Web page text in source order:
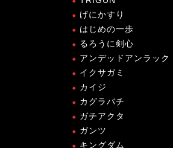
げにかすり
はじめの一歩
るろうに剣心
アンデッドアンラック
イクサガミ
カイジ
カグラバチ
ガチアクタ
ガンツ
キングダム